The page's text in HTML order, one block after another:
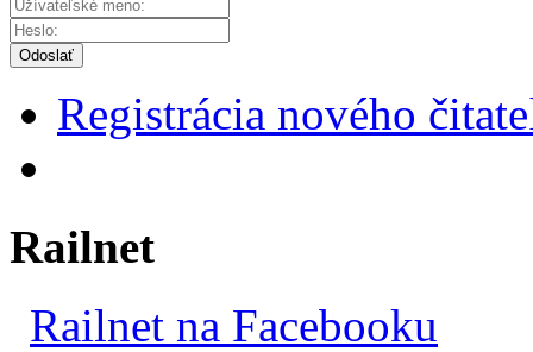
Odoslať
Registrácia nového
Railnet
Railnet na Facebooku